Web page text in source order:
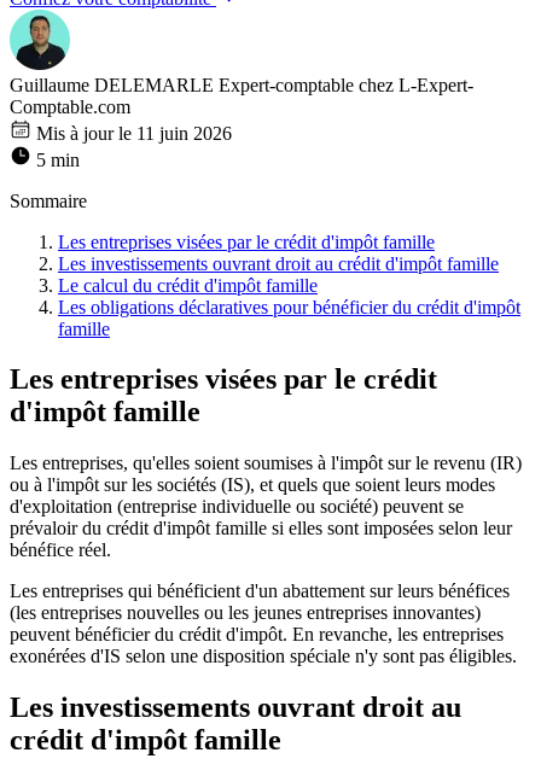
Guillaume DELEMARLE Expert-comptable chez L-Expert-
Comptable.com
Mis à jour le 11 juin 2026
5 min
Sommaire
Les entreprises visées par le crédit d'impôt famille
Les investissements ouvrant droit au crédit d'impôt famille
Le calcul du crédit d'impôt famille
Les obligations déclaratives pour bénéficier du crédit d'impôt
famille
Les entreprises visées par le crédit
d'impôt famille
Les entreprises, qu'elles soient soumises à l'impôt sur le revenu (IR)
ou à l'impôt sur les sociétés (IS), et quels que soient leurs modes
d'exploitation (entreprise individuelle ou société) peuvent se
prévaloir du crédit d'impôt famille si elles sont imposées selon leur
bénéfice réel.
Les entreprises qui bénéficient d'un abattement sur leurs bénéfices
(les entreprises nouvelles ou les jeunes entreprises innovantes)
peuvent bénéficier du crédit d'impôt. En revanche, les entreprises
exonérées d'IS selon une disposition spéciale n'y sont pas éligibles.
Les investissements ouvrant droit au
crédit d'impôt famille